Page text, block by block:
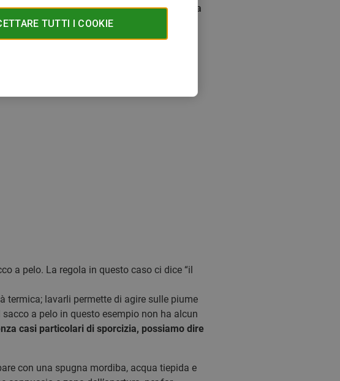
TUTTI I COOKIE
"veramente necessario"... Ma cosa significa
impresa può facilemente diventare un
a pelo. La regola in questo caso ci dice “il
termica; lavarli permette di agire sulle piume
a pelo in questo esempio non ha alcun
casi particolari di sporcizia, possiamo dire
con una spugna mordiba, acqua tiepida e